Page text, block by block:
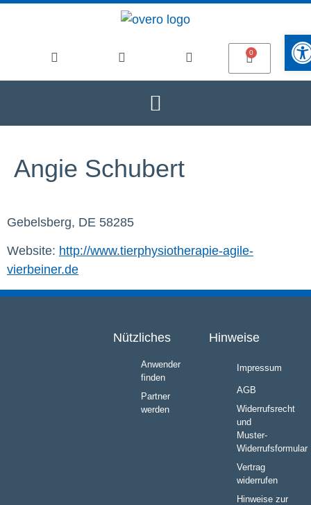
Angie Schubert
Gebelsberg, DE 58285
Website: http://www.tierphysiotherapie-agile-
vierbeiner.de
Nützliches
Anwender
finden
Partner
werden
Hinweise
Impressum
AGB
Widerrufsrecht
und
Muster-
Widerrufsformular
Vertrag
widerrufen
Hinweise zur